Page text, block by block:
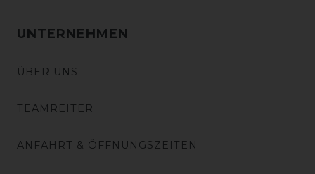
UNTERNEHMEN
ÜBER UNS
TEAMREITER
ANFAHRT & ÖFFNUNGSZEITEN